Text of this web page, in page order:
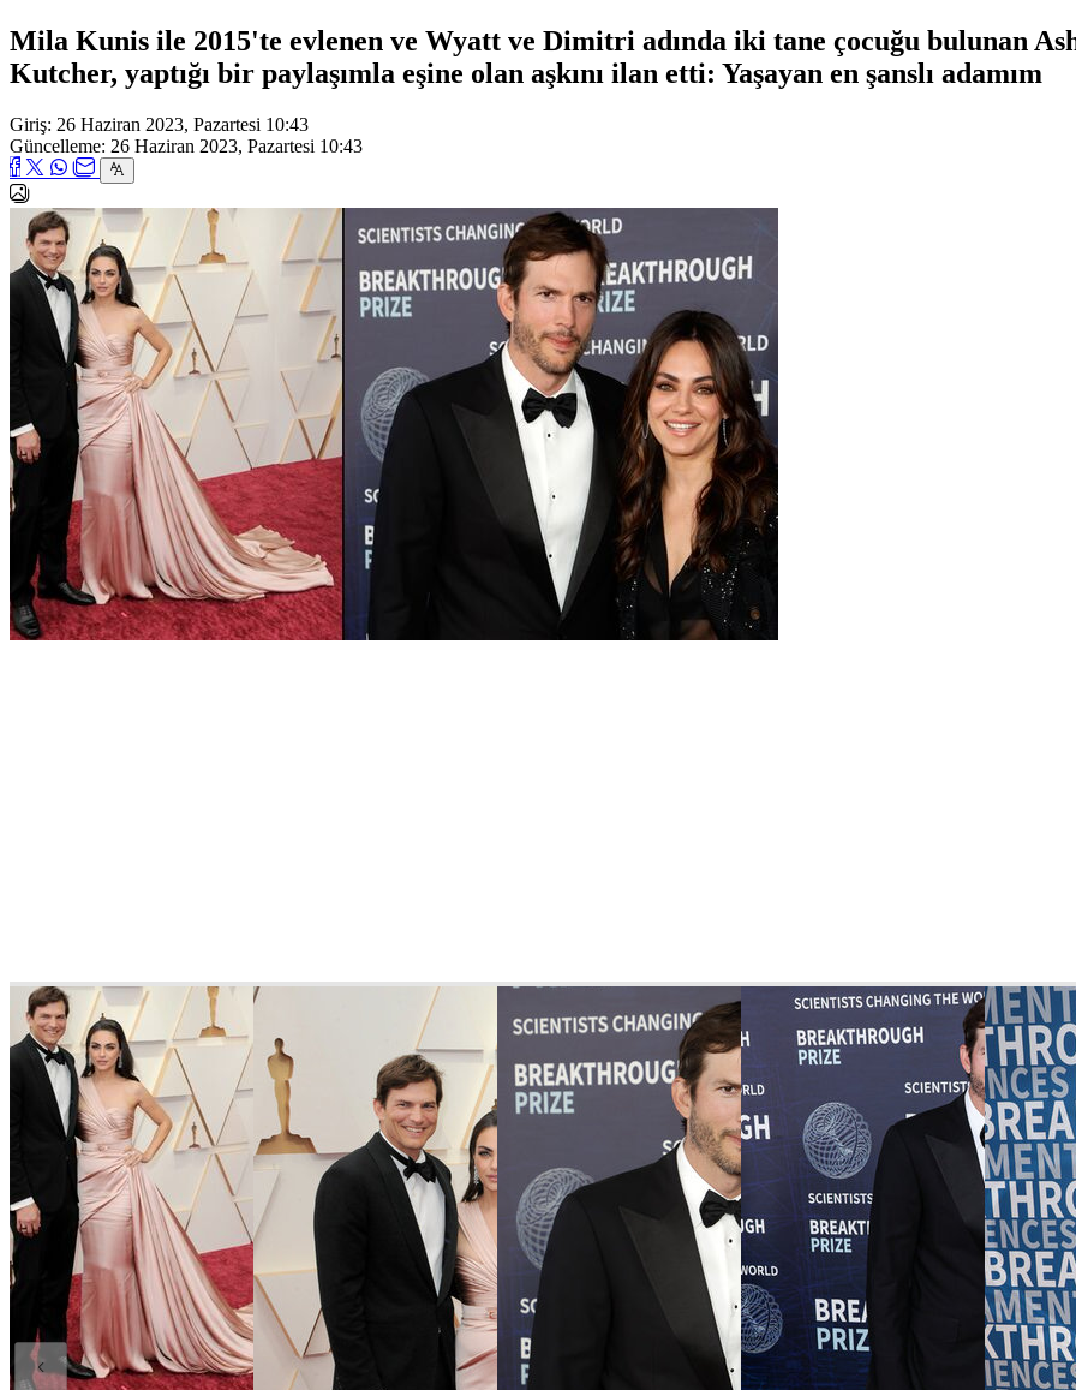
Mila Kunis ile 2015'te evlenen ve Wyatt ve Dimitri adında iki tane çocuğu bulunan
Kutcher, yaptığı bir paylaşımla eşine olan aşkını ilan etti: Yaşayan en şanslı adamım
Giriş: 26 Haziran 2023, Pazartesi 10:43
Güncelleme: 26 Haziran 2023, Pazartesi 10:43